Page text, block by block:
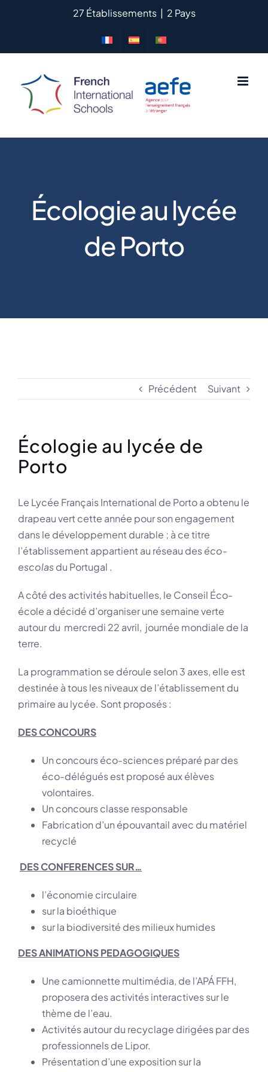
27 Établissements | 2 Pays
Écologie au lycée
de Porto
Précédent Suivant
Écologie au lycée de
Porto
Le Lycée Français International de Porto a obtenu le
drapeau vert cette année pour son engagement
dans le développement durable ; à ce titre
l’établissement appartient au réseau deséco-
escolasdu Portugal .
A côté des activités habituelles, le Conseil Éco-
école a décidé d’organiser une semaine verte
autour du mercredi 22 avril, journée mondiale de la
terre.
La programmation se déroule selon 3 axes, elle est
destinée à tous les niveaux de l’établissement du
primaire au lycée. Sont proposés :
DES CONCOURS
Un concours éco-sciences préparé par des
éco-délégués est proposé aux élèves
volontaires.
Un concours classe responsable
Fabrication d’un épouvantail avec du matériel
recyclé
DES CONFERENCES SUR…
l’économie circulaire
sur la bioéthique
sur la biodiversité des milieux humides
DES ANIMATIONS PEDAGOGIQUES
Une camionnette multimédia, de l’APÁ FFH,
proposera des activités interactives sur le
thème de l’eau.
Activités autour du recyclage dirigées par des
professionnels de Lipor.
Présentation d’une exposition sur la